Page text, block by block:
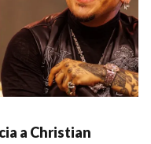
a Christian